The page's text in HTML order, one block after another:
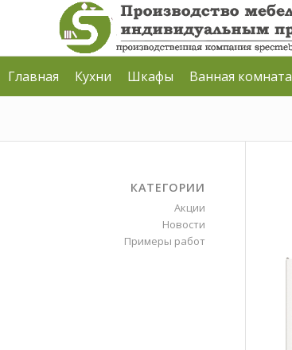
Главная Кухни Шкафы Ванная комната
КАТЕГОРИИ
Акции
Новости
Примеры работ